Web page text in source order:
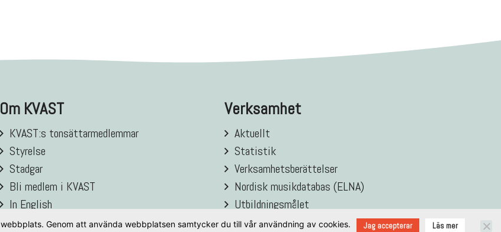
Om KVAST
KVAST:s tonsättarmedlemmar
Styrelse
Stadgar
Bli medlem i KVAST
In English
Verksamhet
Aktuellt
Statistik
Verksamhetsberättelser
Nordisk musikdatabas (ELNA)
Utbildningsmålet
Genom att använda webbplatsen samtycker du till vår användning av cookies. Jag accepterar Läs mer